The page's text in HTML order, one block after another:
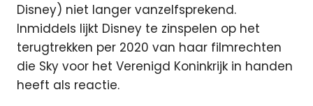
Disney) niet langer vanzelfsprekend.
Inmiddels lijkt Disney te zinspelen op het
terugtrekken per 2020 van haar filmrechten
die Sky voor het Verenigd Koninkrijk in handen
heeft als reactie.